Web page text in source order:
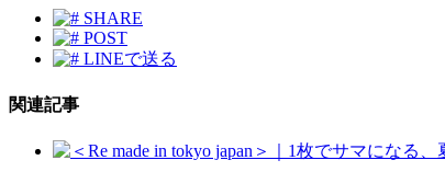
SHARE
POST
LINEで送る
関連記事